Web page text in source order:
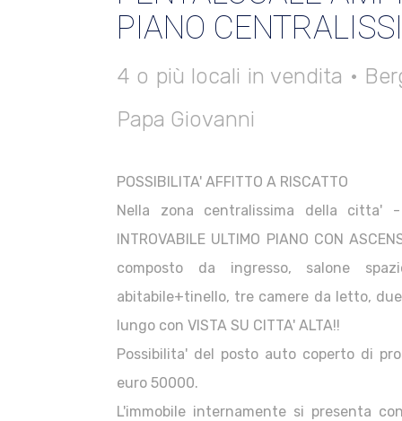
PIANO
4 o più locali in vendita •
Papa Giovanni
POSSIBILITA' AFFITTO A RISCATTO
Nella zona centralissima della citta' -
INTROVABILE ULTIMO PIANO CON
composto da ingresso, salone
abitabile+tinello, tre camere da letto,
lungo con VISTA SU CITTA' ALTA!!
Possibilita' del posto auto coperto di
euro 50000.
L'immobile internamente si presenta